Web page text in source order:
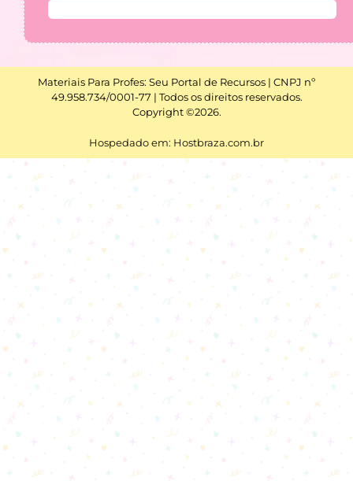
Materiais Para Profes: Seu Portal de Recursos | CNPJ nº
49.958.734/0001-77 | Todos os direitos reservados.
Copyright ©2026.
Hospedado em: Hostbraza.com.br